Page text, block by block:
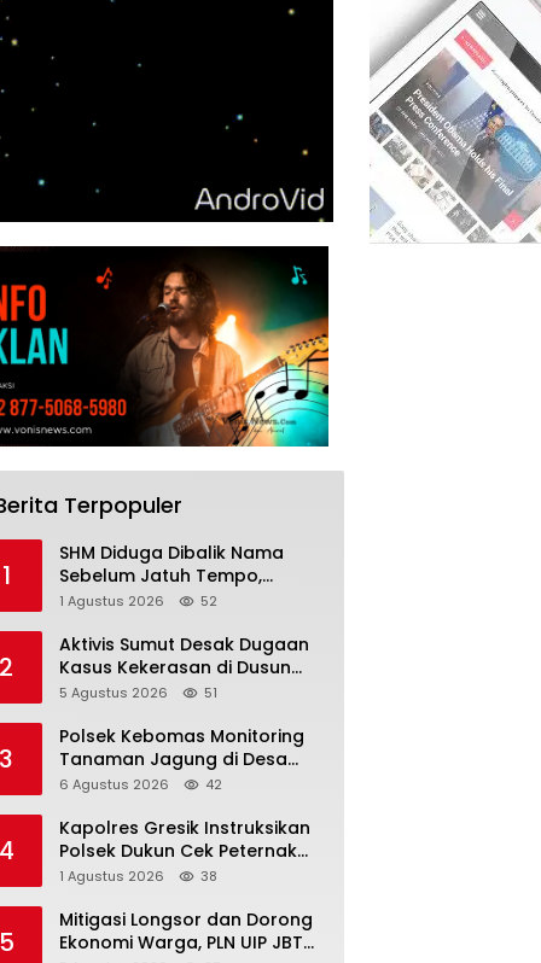
Terpopuler
1
SHM Diduga Dibalik Nama
Sebelum Jatuh Tempo,
Warga Gresik Gugat
Somasi Kepala Desa
1 Agustus 2026 52
2
Aktivis Sumut Desak Dugaan
Kasus Kekerasan di Dusun
Balakka, Desa Gunung
5 Agustus 2026 51
3
Polsek Kebomas Monitoring
Tanaman Jagung di Desa
Kembangan, Perkuat
Nasional
6 Agustus 2026 42
4
Kapolres Gresik Instruksikan
Polsek Dukun Cek Peternak
Kambing, Perkuat Ketahanan
1 Agustus 2026 38
5
Mitigasi Longsor dan Dorong
Ekonomi Warga, PLN UIP JBTB